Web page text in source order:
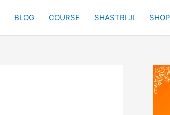
BLOG COURSE SHASTRI JI SHOP